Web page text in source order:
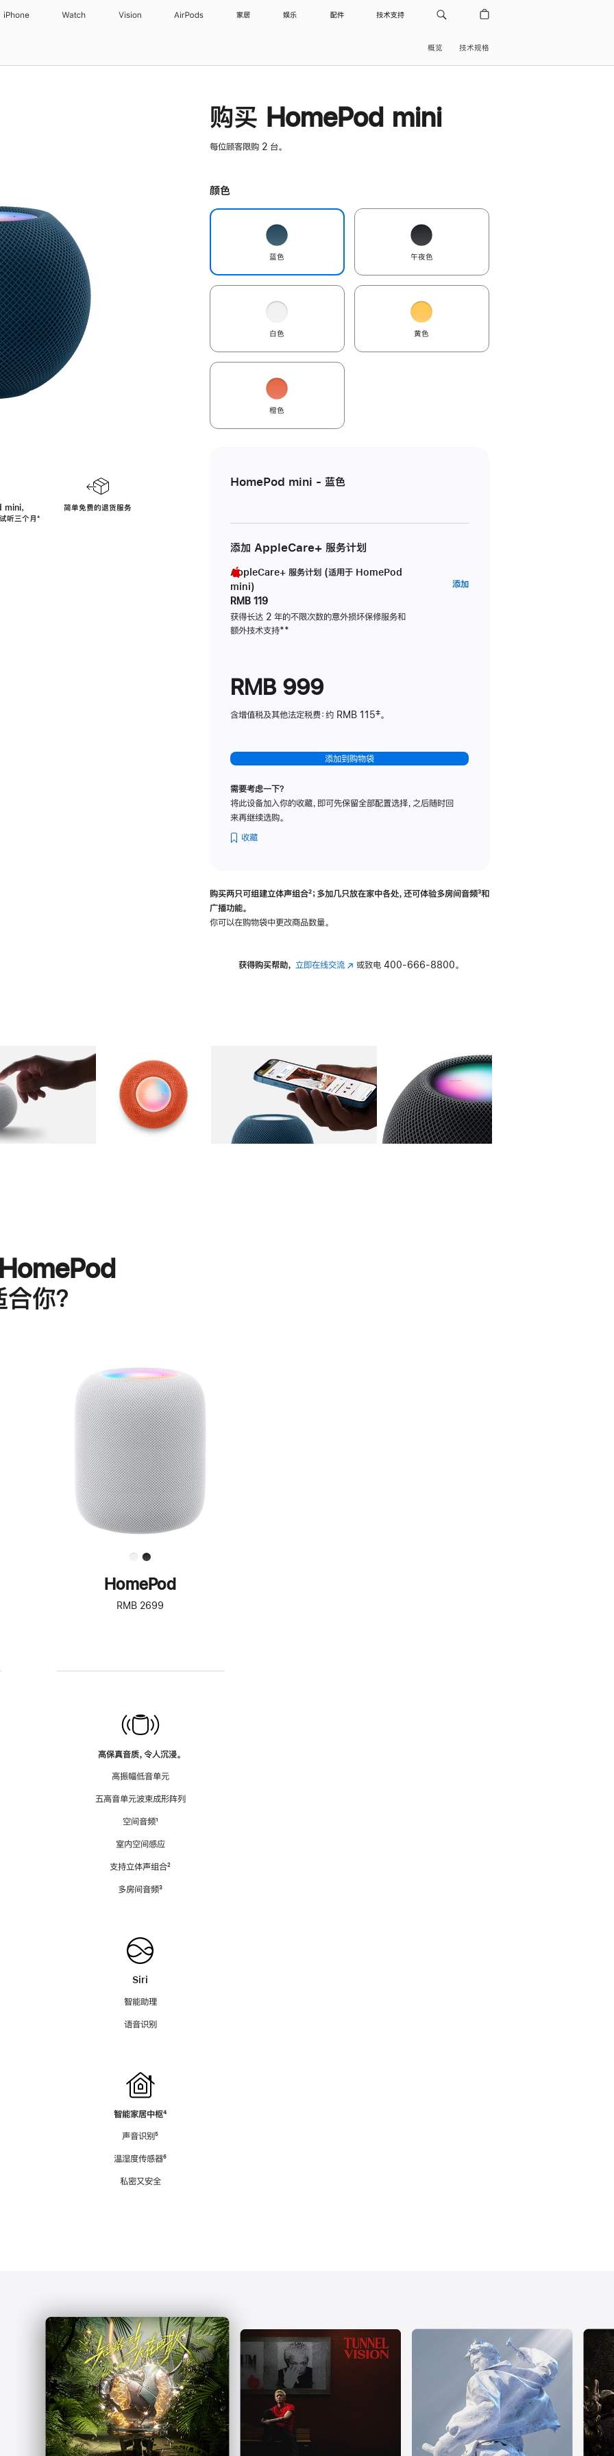
iPhone Watch Vision AirPods 家居 娱乐 配件 技术支持
概览 技术规格
，
听三个月脚
⁺
简单免费的退货服务
购买 HomePod mini
每位顾客限购 2 台。
颜色
蓝色 午夜色
白色 黄色
橙色
HomePod mini - 蓝色
添加 AppleCare+ 服务计划
AppleCare+ 服务计划 (适用于 HomePod
mini)
RMB 119
获得长达 2 年的不限次数的意外损坏保修服务和
额外技术支持脚
**
添加AppleCare+
RMB 999
含增值税及其他法定税费：约 RMB 115‡。
添加到购物袋
需要考虑一下？
将此设备加入你的收藏，即可先保留全部配置选择，之后随时回
来再继续选购。
收藏
购买两只可组建立体声组合脚
²；多加几只放在家中各处，还可体验多‍房‍间音频脚
³和
广播功能。
你可以在购物袋中更改商品数量。
获得购买帮助， 立即在线交流(在 或致电 400-666-8800。
图库 图像 图库 图像 图库 图像 4 图库 图像 5
你？
进
一
步
了
解
HomePod<
HomePod
RMB 2699
高保真音质，令人沉浸。
高振幅低音单元
五高音单元波束成形阵列
空间音频脚
¹
室内空间感应
支持立体声组合脚
²
多房间音频脚
³
Siri
智能助理
语音识别
智能家居中枢脚
⁴
声音识别脚
⁵
温湿度传感器脚
⁶
私密又安全